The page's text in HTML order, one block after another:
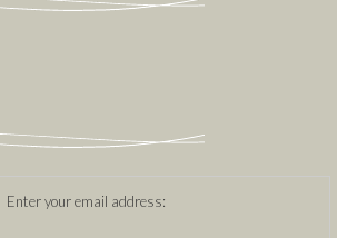
Enter your email address: